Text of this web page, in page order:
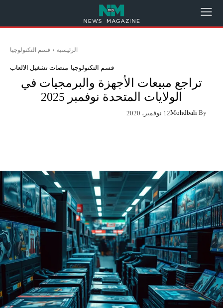
الرئيسية قسم التكنولوجيا
قسم التكنولوجيا منصات تشغيل الالعاب
تراجع مبيعات الأجهزة والبرمجيات في
الولايات المتحدة نوفمبر 2025
By
Mohdbali12 نوفمبر، 2020